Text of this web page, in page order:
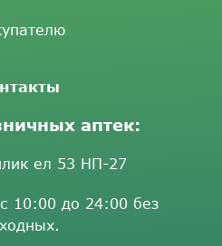
аптек:
ел 53 НП-27
10:00 до 24:00 без